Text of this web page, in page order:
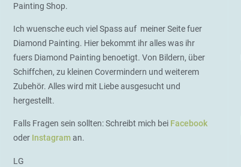
Painting Shop.
Ich wuensche euch viel Spass auf meiner Seite fuer
Diamond Painting. Hier bekommt ihr alles was ihr
fuers Diamond Painting benoetigt. Von Bildern, über
Schiffchen, zu kleinen Covermindern und weiterem
Zubehör. Alles wird mit Liebe ausgesucht und
hergestellt.
Falls Fragen sein sollten: Schreibt mich bei Facebook
oder Instagraman.
LG